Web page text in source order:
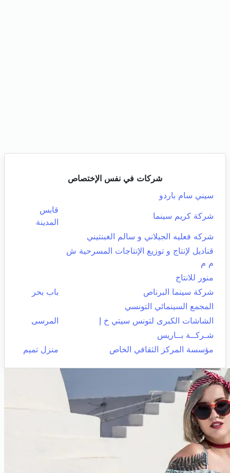
شركات في نفس الإختصاص
سيني سام باردو
شركة كريم سينما
قابس
المدينة
شركه فعليه الجيلاني و سالم الغبنتيني
قناديل لإنتاج و توزيع الإنتاجات المسرحية ش
م م
منور للانتاج
شركة سينما البرناص
باب بحر
المجمع السينمائي التونسي
الشاشات الكبرى لتونس سيتي خ إ
المرسى
شـركــة بــاريس
مؤسسة المركز الثقافي الخاص
منزل تميم